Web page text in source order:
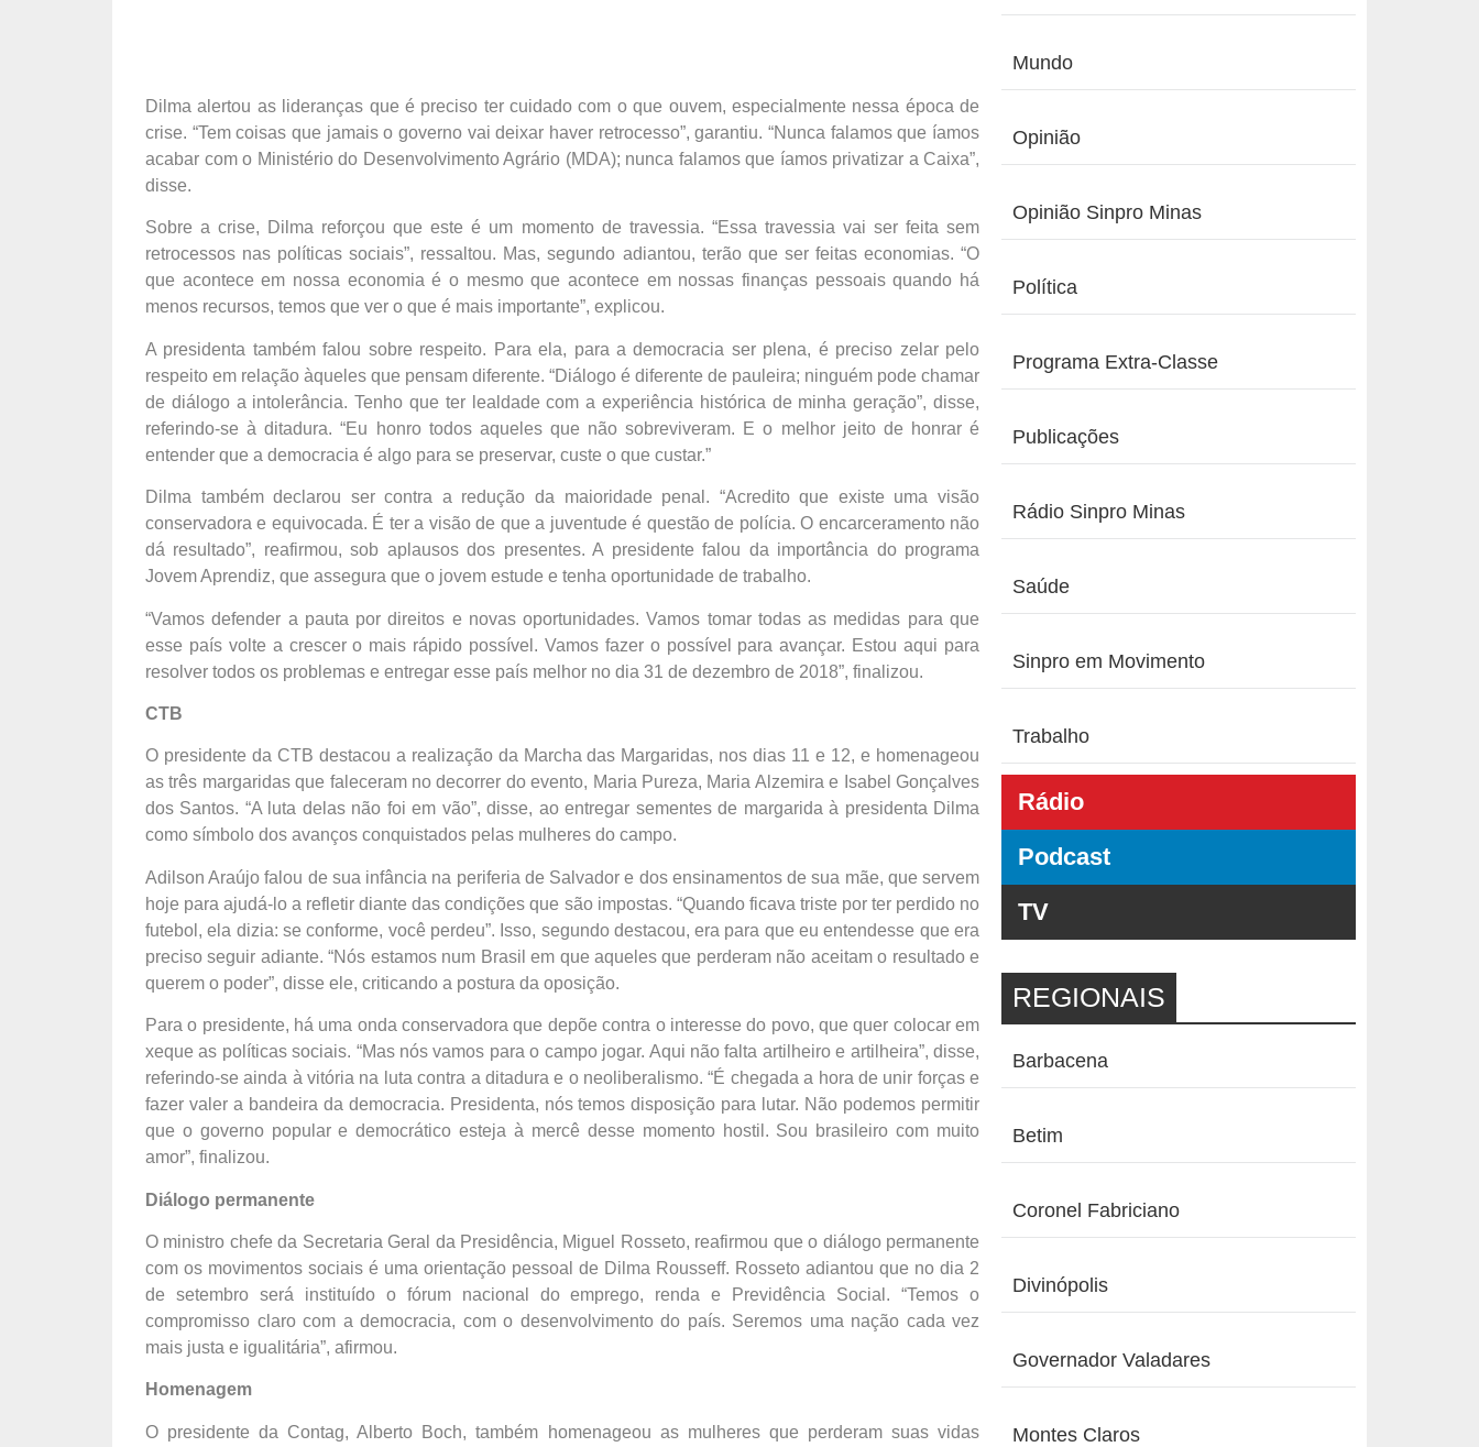
Dilma alertou as lideranças que é preciso ter cuidado com o que ouvem, especialmente nessa época de
crise. “Tem coisas que jamais o governo vai deixar haver retrocesso”, garantiu. “Nunca falamos que íamos
acabar com o Ministério do Desenvolvimento Agrário (MDA); nunca falamos que íamos privatizar a Caixa”,
disse.
Sobre a crise, Dilma reforçou que este é um momento de travessia. “Essa travessia vai ser feita sem
retrocessos nas políticas sociais”, ressaltou. Mas, segundo adiantou, terão que ser feitas economias. “O
que acontece em nossa economia é o mesmo que acontece em nossas finanças pessoais quando há
menos recursos, temos que ver o que é mais importante”, explicou.
A presidenta também falou sobre respeito. Para ela, para a democracia ser plena, é preciso zelar pelo
respeito em relação àqueles que pensam diferente. “Diálogo é diferente de pauleira; ninguém pode chamar
de diálogo a intolerância. Tenho que ter lealdade com a experiência histórica de minha geração”, disse,
referindo-se à ditadura. “Eu honro todos aqueles que não sobreviveram. E o melhor jeito de honrar é
entender que a democracia é algo para se preservar, custe o que custar.”
Dilma também declarou ser contra a redução da maioridade penal. “Acredito que existe uma visão
conservadora e equivocada. É ter a visão de que a juventude é questão de polícia. O encarceramento não
dá resultado”, reafirmou, sob aplausos dos presentes. A presidente falou da importância do programa
Jovem Aprendiz, que assegura que o jovem estude e tenha oportunidade de trabalho.
“Vamos defender a pauta por direitos e novas oportunidades. Vamos tomar todas as medidas para que
esse país volte a crescer o mais rápido possível. Vamos fazer o possível para avançar. Estou aqui para
resolver todos os problemas e entregar esse país melhor no dia 31 de dezembro de 2018”, finalizou.
CTB
O presidente da CTB destacou a realização da Marcha das Margaridas, nos dias 11 e 12, e homenageou
as três margaridas que faleceram no decorrer do evento, Maria Pureza, Maria Alzemira e Isabel Gonçalves
dos Santos. “A luta delas não foi em vão”, disse, ao entregar sementes de margarida à presidenta Dilma
como símbolo dos avanços conquistados pelas mulheres do campo.
Adilson Araújo falou de sua infância na periferia de Salvador e dos ensinamentos de sua mãe, que servem
hoje para ajudá-lo a refletir diante das condições que são impostas. “Quando ficava triste por ter perdido no
futebol, ela dizia: se conforme, você perdeu”. Isso, segundo destacou, era para que eu entendesse que era
preciso seguir adiante. “Nós estamos num Brasil em que aqueles que perderam não aceitam o resultado e
querem o poder”, disse ele, criticando a postura da oposição.
Para o presidente, há uma onda conservadora que depõe contra o interesse do povo, que quer colocar em
xeque as políticas sociais. “Mas nós vamos para o campo jogar. Aqui não falta artilheiro e artilheira”, disse,
referindo-se ainda à vitória na luta contra a ditadura e o neoliberalismo. “É chegada a hora de unir forças e
fazer valer a bandeira da democracia. Presidenta, nós temos disposição para lutar. Não podemos permitir
que o governo popular e democrático esteja à mercê desse momento hostil. Sou brasileiro com muito
amor”, finalizou.
Diálogo permanente
O ministro chefe da Secretaria Geral da Presidência, Miguel Rosseto, reafirmou que o diálogo permanente
com os movimentos sociais é uma orientação pessoal de Dilma Rousseff. Rosseto adiantou que no dia 2
de setembro será instituído o fórum nacional do emprego, renda e Previdência Social. “Temos o
compromisso claro com a democracia, com o desenvolvimento do país. Seremos uma nação cada vez
mais justa e igualitária”, afirmou.
Homenagem
O presidente da Contag, Alberto Boch, também homenageou as mulheres que perderam suas vidas
Mundo
Opinião
Opinião Sinpro Minas
Política
Programa Extra-Classe
Publicações
Rádio Sinpro Minas
Saúde
Sinpro em Movimento
Trabalho
Rádio
Podcast
TV
REGIONAIS
Barbacena
Betim
Coronel Fabriciano
Divinópolis
Governador Valadares
Montes Claros